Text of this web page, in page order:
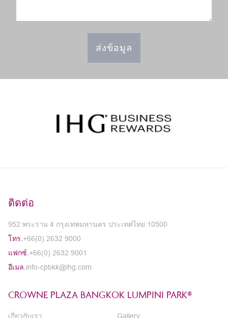
ส่งข้อมูล
ติดต่อ
952 พระราม 4 กรุงเทพมหานคร ประเทศไทย 10500
โทร. +66(0) 2632 9000
แฟกซ์. +66(0) 2632 9001
อีเมล. info-cpbkk@ihg.com
CROWNE PLAZA BANGKOK LUMPINI PARK®
เกี่ยวกับเรา Gallery